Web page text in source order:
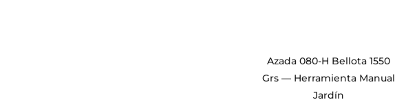
Azada 080-H Bellota 1550
Grs — Herramienta Manual
Jardín